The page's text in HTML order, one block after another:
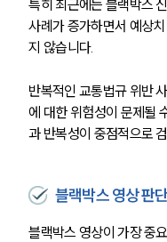
특히 최근에는 블랙박스
사례가 증가하면서 예상
지 않습니다.
반복적인 교통법규 위반
에 대한 위험성이 문제될
과 반복성이 중점적으로
블랙박스 영상 판
블랙박스 영상이 가장 중